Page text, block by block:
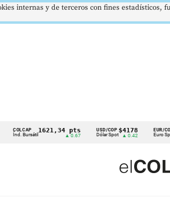
Bursátil
1621,34 pts USD/COP
Dólar Spot
$4178
▲ 0.42
EUR/COP
Euro Spot▼
internas y de terceros con fines